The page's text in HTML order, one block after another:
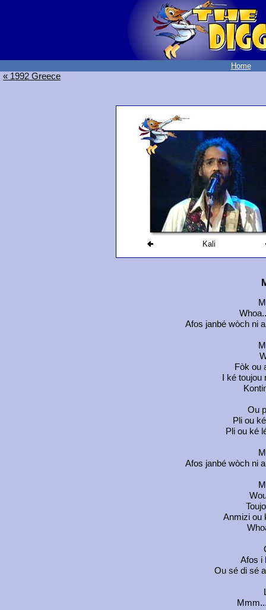
Home
« 1992 Greece
Kali
Afos janbé wòch ni
Fòk ou
I ké
Ou
Pli ou
Pli ou ké
Afos janbé wòch ni
Anmizi ou
Afos i
Ou sé di sé